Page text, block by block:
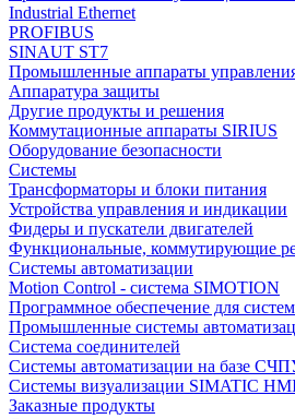
Industrial Ethernet
PROFIBUS
SINAUT ST7
Промышленные аппараты
Аппаратура защиты
Другие продукты и решения
Коммутационные аппараты SIRIUS
Оборудование безопасности
Системы
Трансформаторы и блоки питания
Устройства управления и индикации
Фидеры и пускатели двигателей
Функциональные, коммутирующие
Системы автоматизации
Motion Control - система SIMOTION
Программное обеспечение для
Промышленные системы
Система соединителей
Системы автоматизации на базе
Системы визуализации SIMATIC
Заказные продукты